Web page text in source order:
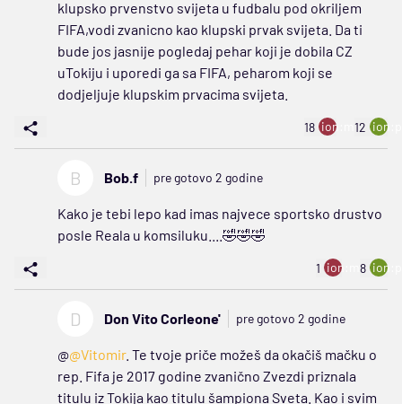
klupsko prvenstvo svijeta u fudbalu pod okriljem
FIFA,vodi zvanicno kao klupski prvak svijeta. Da ti
bude jos jasnije pogledaj pehar koji je dobila CZ
uTokiju i uporedi ga sa FIFA, peharom koji se
dodjeljuje klupskim prvacima svijeta.
18 ion:minus
12
B Bob.f pre gotovo 2 godine
Kako je tebi lepo kad imas najvece sportsko drustvo
posle Reala u komsiluku....🤣🤣🤣
1 ion:minus
8
D Don Vito Corleone' pre gotovo 2 godine
@@Vitomir. Te tvoje priče možeš da okačiš mačku o
rep. Fifa je 2017 godine zvanično Zvezdi priznala
titulu iz Tokija kao titulu šampiona Sveta. Kao i svim